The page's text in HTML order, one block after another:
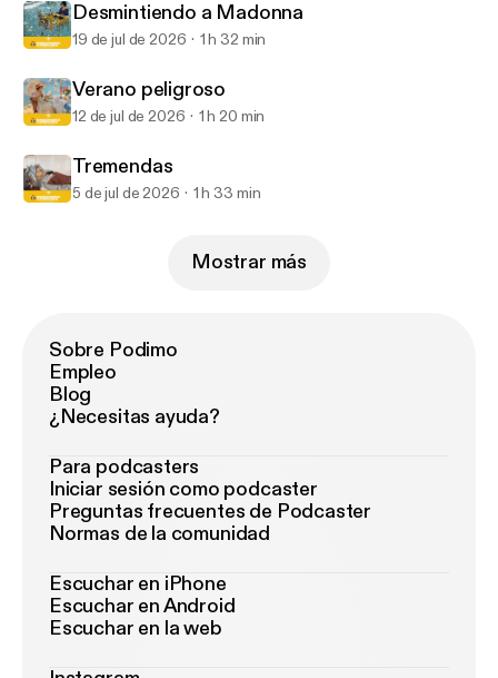
Cháchara Literaria
Desmintiendo a Madonna
19 de jul de 2026 1 h 32 min
Verano peligroso
12 de jul de 2026 1 h 20 min
Tremendas
5 de jul de 2026 1 h 33 min
Mostrar más
Sobre Podimo
Empleo
Blog
¿Necesitas ayuda?
Para podcasters
Iniciar sesión como podcaster
Preguntas frecuentes de Podcaster
Normas de la comunidad
Escuchar en iPhone
Escuchar en Android
Escuchar en la web